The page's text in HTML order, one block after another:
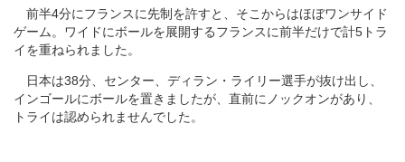
前半4分にフランスに先制を許すと、そこからはほぼワンサイド
ゲーム。ワイドにボールを展開するフランスに前半だけで計5トラ
イを重ねられました。
日本は38分、センター、ディラン・ライリー選手が抜け出し、
インゴールにボールを置きましたが、直前にノックオンがあり、
トライは認められませんでした。